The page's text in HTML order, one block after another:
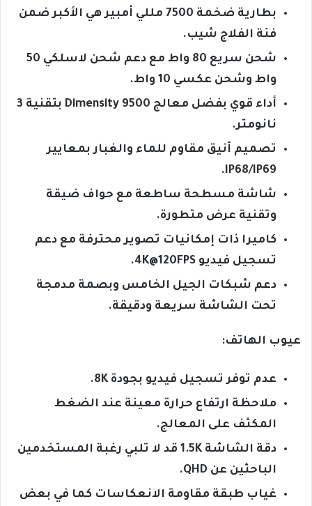
بطارية ضخمة 7500 مللي أمبير هي الأكبر ضمن
فئة الفلاج شيب.
شحن سريع 80 واط مع دعم شحن لاسلكي 50
واط وشحن عكسي 10 واط.
أداء قوي بفضل معالج Dimensity 9500 بتقنية 3
نانومتر.
تصميم أنيق مقاوم للماء والغبار بمعايير
IP68/IP69.
شاشة مسطحة ساطعة مع حواف ضيقة
وتقنية عرض متطورة.
كاميرا ذات إمكانيات تصوير محترفة مع دعم
تسجيل فيديو 4K@120FPS.
دعم شبكات الجيل الخامس وبصمة مدمجة
تحت الشاشة سريعة ودقيقة.
عيوب الهاتف:
عدم توفر تسجيل فيديو بجودة 8K.
ملاحظة ارتفاع حرارة معينة عند الضغط
المكثف على المعالج.
دقة الشاشة 1.5K قد لا تلبي رغبة المستخدمين
الباحثين عن QHD.
غياب طبقة مقاومة الانعكاسات كما في بعض